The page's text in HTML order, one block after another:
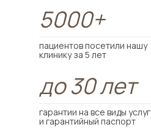
5000+
пациентов посетили нашу
клинику за 5 лет
до 30 лет
гарантии на все виды услуг
и гарантийный паспорт